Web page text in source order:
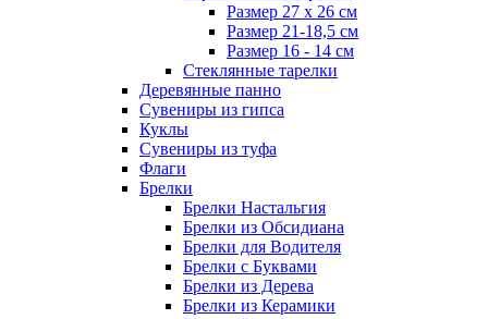
Размер 27 х 26 см
Размер 21-18,5 см
Размер 16 - 14 см
Стеклянные тарелки
Деревянные панно
Сувениры из гипса
Куклы
Сувениры из туфа
Флаги
Брелки
Брелки Настальгия
Брелки из Обсидиана
Брелки для Водителя
Брелки с Буквами
Брелки из Дерева
Брелки из Керамики